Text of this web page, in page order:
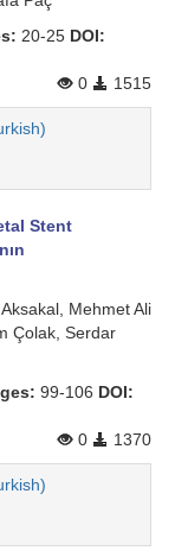
20-25 DOI:
0
1515
Stent
Mehmet Ali
Çolak, Serdar
99-106 DOI:
0
1370